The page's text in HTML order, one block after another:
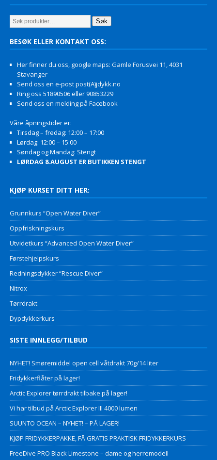
Søk
BESØK ELLER KONTAKT OSS:
Her finner du oss, google maps: Gamle Forusvei 11, 4031
Stavanger
Send oss en e-post post(A)jdykk.no
Ring oss 51890506 eller 90853229
Send oss en melding på Facebook
Våre åpningstider er:
Tirsdag – fredag: 12:00 – 17:00
Lørdag: 12:00 – 15:00
Søndag og Mandag: Stengt
LØRDAG 8.AUGUST ER BUTIKKEN STENGT
KJØP KURSET DITT HER:
Grunnkurs “Open Water Diver”
Oppfriskningskurs
Utvidetkurs “Advanced Open Water Diver”
Førstehjelpskurs
Redningsdykker “Rescue Diver”
Nitrox
Tørrdrakt
Dypdykkerkurs
SISTE INNLEGG/TILBUD
NYHET! Smøremiddel open cell våtdrakt 70g/14 liter
Fridykkerflåter på lager!
Arctic Explorer tørrdrakt tilbake på lager!
Vi har tilbud på Arctic Explorer III 4000 lumen
SUUNTO OCEAN – NYHET! – PÅ LAGER!
KJØP FRIDYKKERPAKKE, FÅ GRATIS PRAKTISK FRIDYKKERKURS
FreeDive PRO Black Limestone – dame og herremodell